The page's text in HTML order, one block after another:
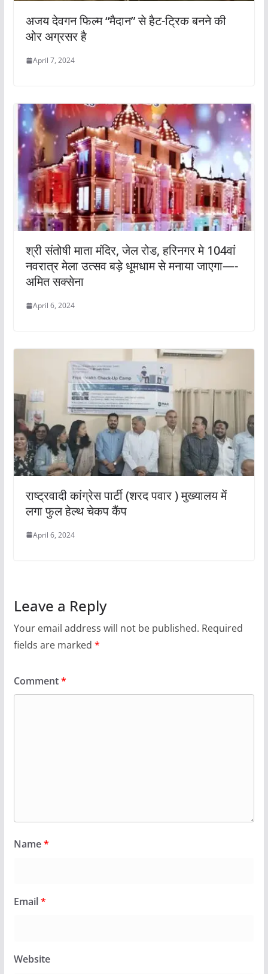
अजय देवगन फिल्म “मैदान” से हैट-ट्रिक बनने की
ओर अग्रसर है
April 7, 2024
श्री संतोषी माता मंदिर, जेल रोड, हरिनगर मे 104वां
नवरात्र मेला उत्सव बड़े धूमधाम से मनाया जाएगा—-
अमित सक्सेना
April 6, 2024
राष्ट्रवादी कांग्रेस पार्टी (शरद पवार ) मुख्यालय में
लगा फुल हेल्थ चेकप कैंप
April 6, 2024
Leave a Reply
Your email address will not be published. Required
fields are marked *
Comment*
Name*
Email*
Website